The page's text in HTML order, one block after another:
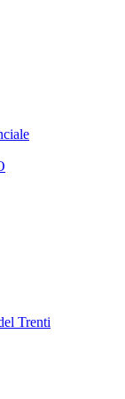
Trenti